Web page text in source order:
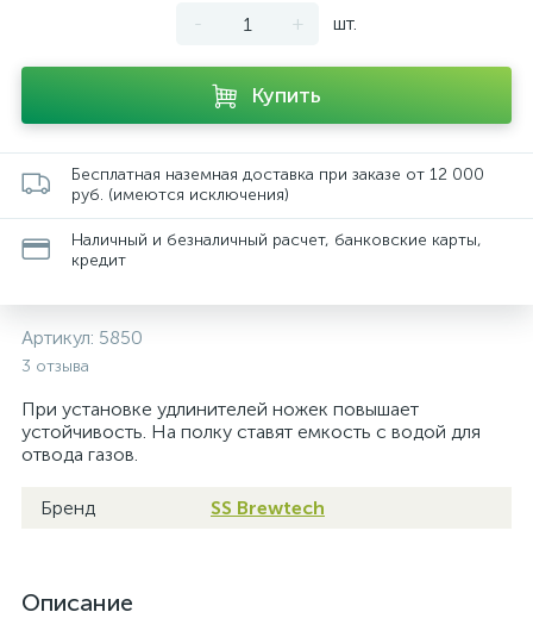
- + шт.
Купить
Бесплатная наземная доставка при заказе от 12 000
руб. (имеются исключения)
Наличный и безналичный расчет, банковские карты,
кредит
Артикул: 5850
3 отзыва
При установке удлинителей ножек повышает
устойчивость. На полку ставят емкость с водой для
отвода газов.
Бренд SS Brewtech
Описание